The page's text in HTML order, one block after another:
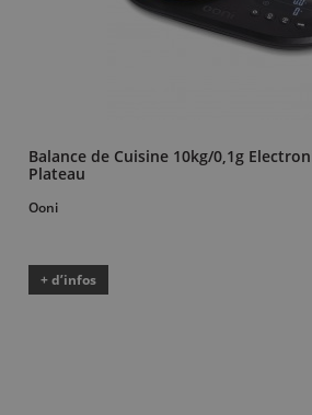
Balance de Cuisine 10kg/0,1g
Plateau
Ooni
+ d’infos